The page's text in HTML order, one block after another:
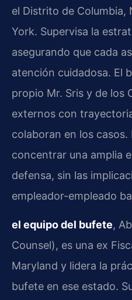
el Distrito de Columbia,
York. Supervisa la
asegurando que cada
atención cuidadosa. El
propio Mr. Sris y de los
externos con
colaboran en los
concentrar una amplia
defensa, sin las
empleador-empleado
el equipo del bufete,
Counsel), es una ex
Maryland y lidera la
bufete en ese estado.